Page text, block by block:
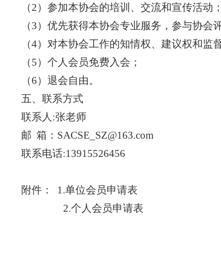
（2）参加本协会的培训、交流和宣传活动
（3）优先获得本协会专业服务，参与协会
（4）对本协会工作的知情权、建议权和监
（5）个人会员免费入会；
（6）退会自由。
五、联系方式
联系人:张老师
邮 箱： SACSE_SZ@163.com
联系电话:13915526456
附件：
1.单位会员申请表
2.个人会员申请表